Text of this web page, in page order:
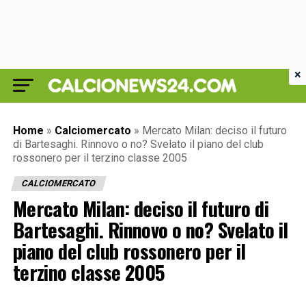
Home » Calciomercato » Mercato Milan: deciso il futuro
di Bartesaghi. Rinnovo o no? Svelato il piano del club
rossonero per il terzino classe 2005
CALCIOMERCATO
Mercato Milan: deciso il futuro di
Bartesaghi. Rinnovo o no? Svelato il
piano del club rossonero per il
terzino classe 2005
×